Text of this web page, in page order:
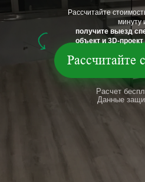
Рассчитайте
Расчет
Данные
Рассчитайте
минуту
получите выезд
объект и 3D-